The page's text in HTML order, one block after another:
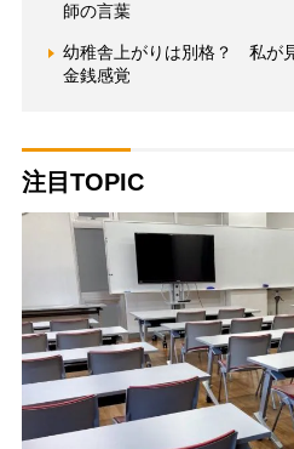
師の言葉
幼稚舎上がりは別格？ 私が
金銭感覚
注目TOPIC